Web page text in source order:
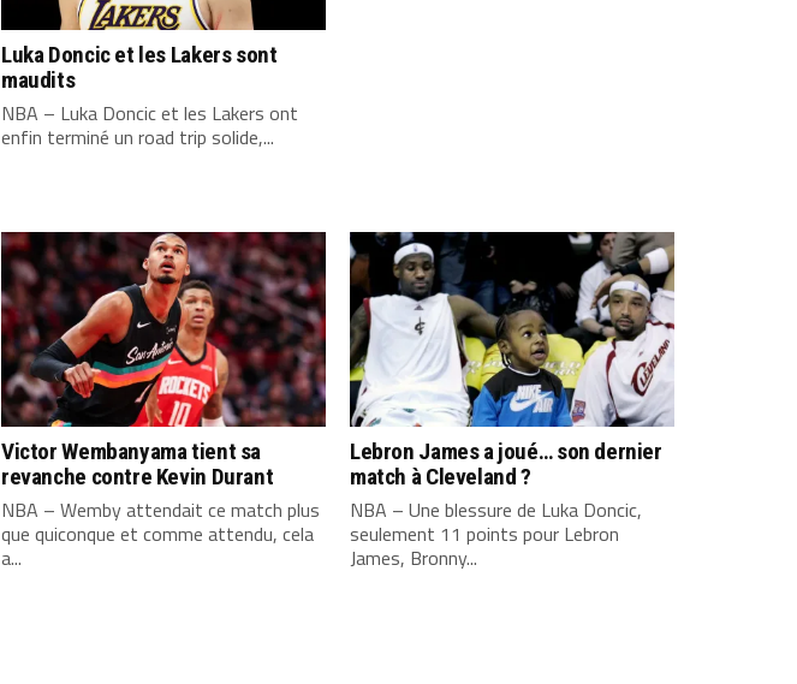
Luka Doncic et les Lakers sont
maudits
NBA – Luka Doncic et les Lakers ont
enfin terminé un road trip solide,...
Victor Wembanyama tient sa
revanche contre Kevin Durant
NBA – Wemby attendait ce match plus
que quiconque et comme attendu, cela
a...
Lebron James a joué… son dernier
match à Cleveland ?
NBA – Une blessure de Luka Doncic,
seulement 11 points pour Lebron
James, Bronny...